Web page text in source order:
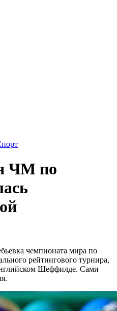
ЧМ по
чемпионата мира по
рейтингового турнира,
Шеффилде. Сами